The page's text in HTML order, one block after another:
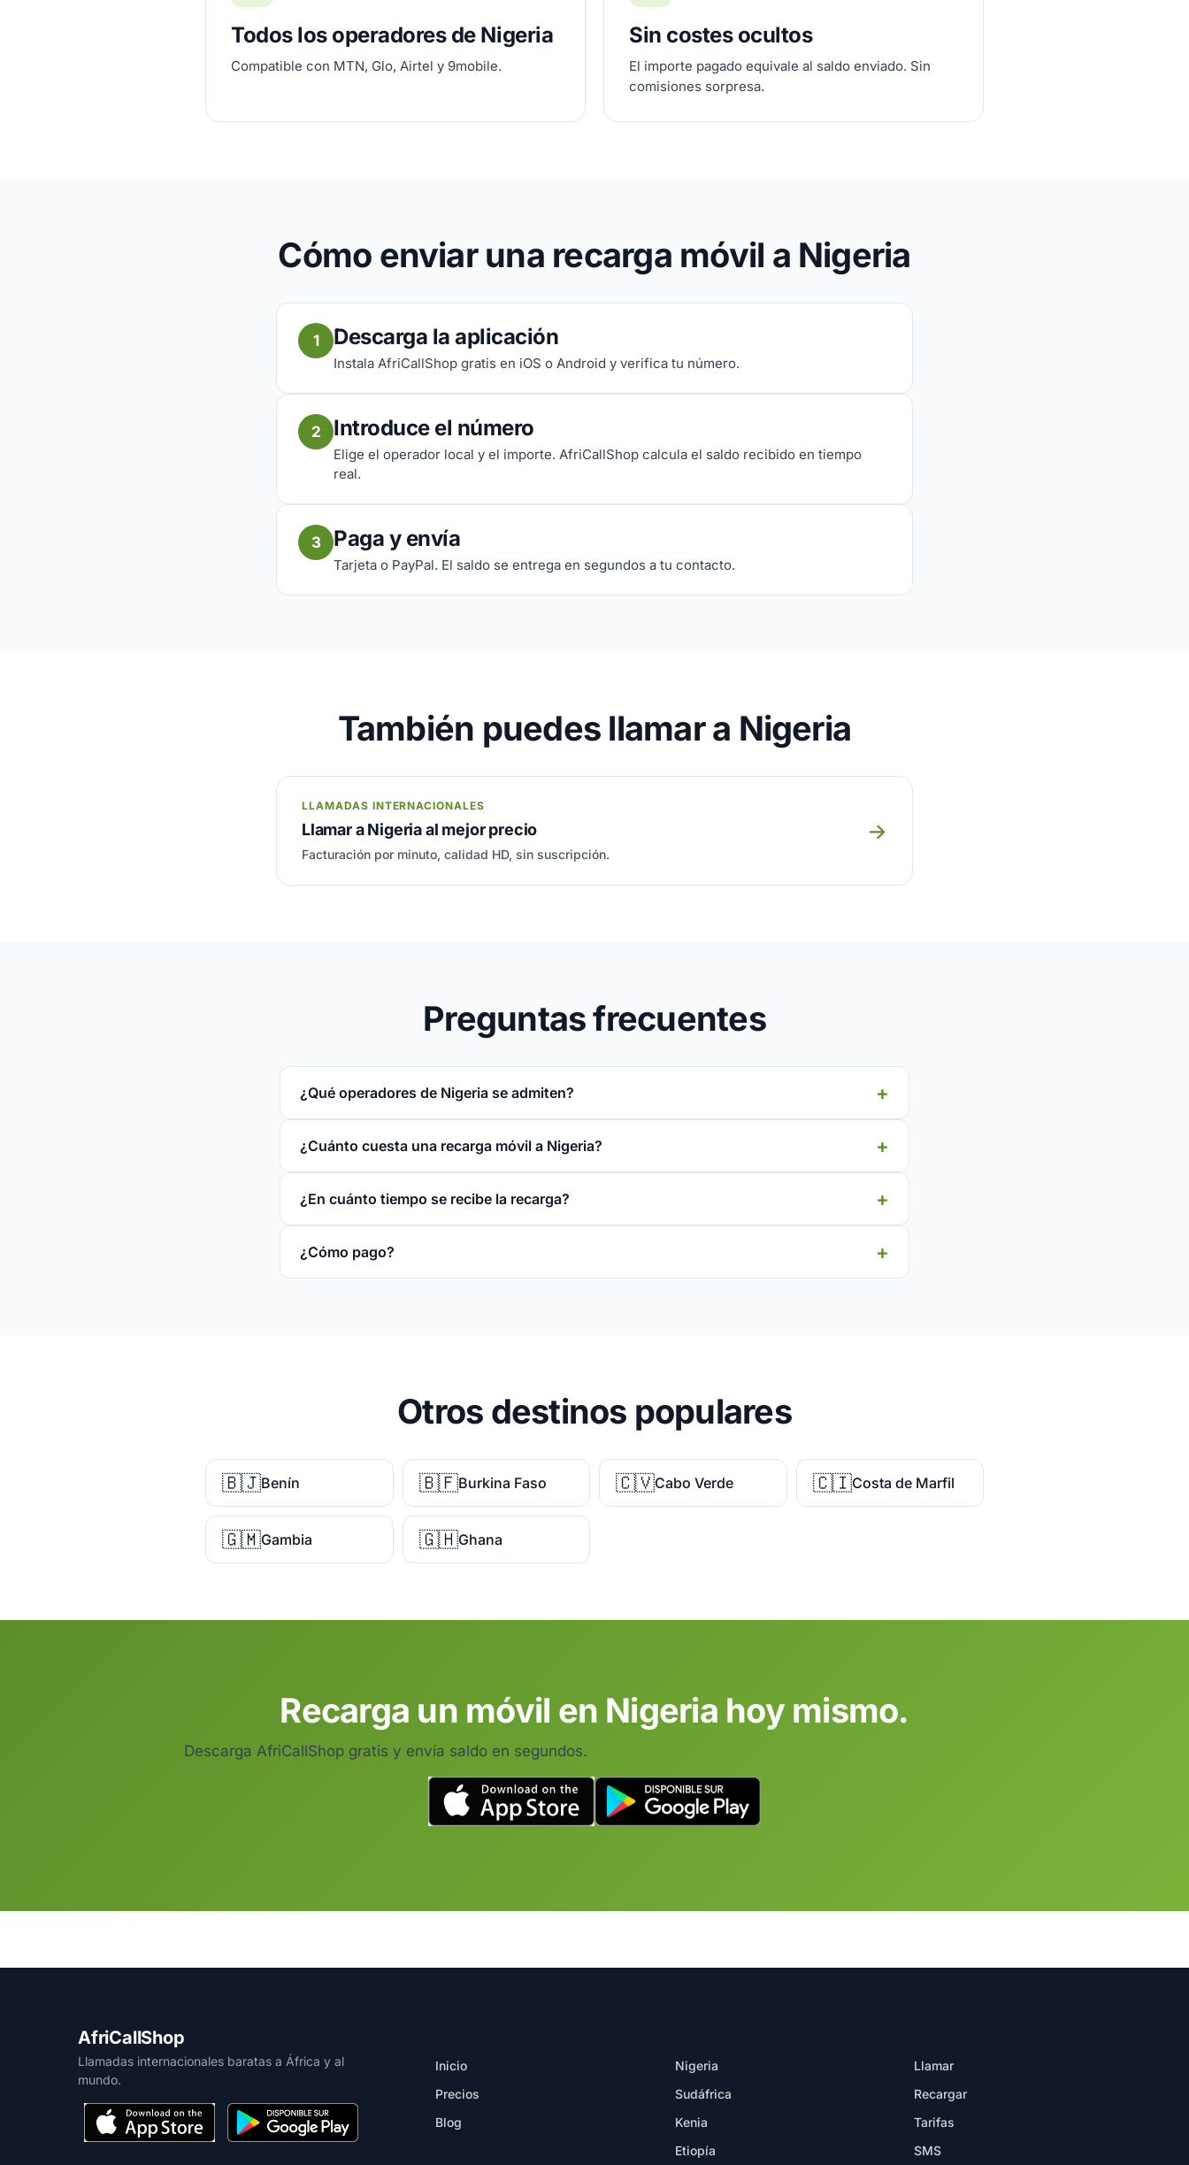
Todos los operadores de Nigeria
Compatible con MTN, Glo, Airtel y 9mobile.
Sin costes ocultos
El importe pagado equivale al saldo enviado. Sin
comisiones sorpresa.
Cómo enviar una recarga móvil a Nigeria
1 Descarga la aplicación
Instala AfriCallShop gratis en iOS o Android y verifica tu número.
2 Introduce el número
Elige el operador local y el importe. AfriCallShop calcula el saldo recibido en tiempo
real.
3 Paga y envía
Tarjeta o PayPal. El saldo se entrega en segundos a tu contacto.
También puedes llamar a Nigeria
LLAMADAS INTERNACIONALES
Llamar a Nigeria al mejor precio
Facturación por minuto, calidad HD, sin suscripción.
→
Preguntas frecuentes
¿Qué operadores de Nigeria se admiten?
¿Cuánto cuesta una recarga móvil a Nigeria?
¿En cuánto tiempo se recibe la recarga?
¿Cómo pago?
Otros destinos populares
🇧🇯Benín 🇧🇫Burkina Faso 🇨🇻Cabo Verde 🇨🇮Costa de Marfil
🇬🇲Gambia 🇬🇭Ghana
Recarga un móvil en Nigeria hoy mismo.
Descarga AfriCallShop gratis y envía saldo en segundos.
AfriCallShop
Llamadas internacionales baratas a África y al
mundo.
Inicio
Precios
Blog
Nigeria
Sudáfrica
Kenia
Etiopía
Llamar
Recargar
Tarifas
SMS